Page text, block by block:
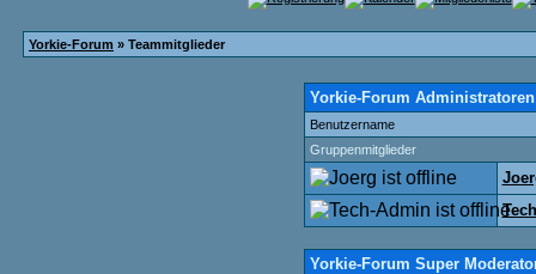
Yorkie-Forum » Teammitglieder
Yorkie-Forum Administratoren
Benutzername
Gruppenmitglieder
Yorkie-Forum Super